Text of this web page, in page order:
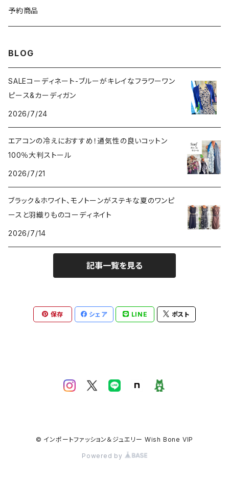
ブレスレット・バングル
予約商品
BLOG
SALEコーディネート-ブルーがキレイなフラワーワン
ピース&カーディガン
2026/7/24
エアコンの冷えにおすすめ！通気性の良いコットン
100％大判ストール
2026/7/21
ブラック＆ホワイト、モノトーンがステキな夏のワンピ
ースと羽織りものコーディネイト
2026/7/14
記事一覧を見る
保存 シェア LINE ポスト
© インポートファッション＆ジュエリー Wish Bone VIP
Powered by